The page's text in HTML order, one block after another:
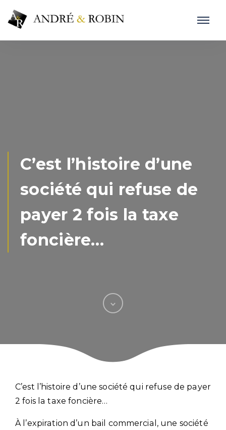
C’est l’histoire d’une
société qui refuse de
payer 2 fois la taxe
foncière…
C’est l’histoire d’une société qui refuse de payer
2 fois la taxe foncière…
À l’expiration d’un bail commercial, une société